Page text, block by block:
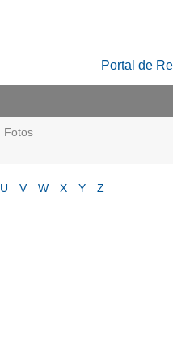
Portal de
Fotos
U V W X Y Z